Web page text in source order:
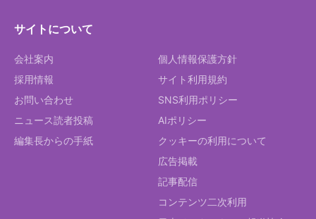
サイトについて
会社案内
採用情報
お問い合わせ
ニュース読者投稿
編集長からの手紙
個人情報保護方針
サイト利用規約
SNS利用ポリシー
AIポリシー
クッキーの利用について
広告掲載
記事配信
コンテンツ二次利用